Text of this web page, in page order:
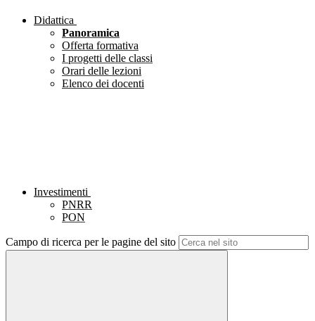
Didattica
Panoramica
Offerta formativa
I progetti delle classi
Orari delle lezioni
Elenco dei docenti
Investimenti
PNRR
PON
Campo di ricerca per le pagine del sito